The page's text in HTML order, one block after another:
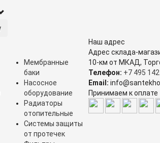
Мембранные
баки
Насосное
оборудование
Радиаторы
отопительные
Системы защиты
от протечек
Наш адрес
Адрес склада-
10-км от МКАД,
Телефон: +7 495
Email:
Принимаем к оплате